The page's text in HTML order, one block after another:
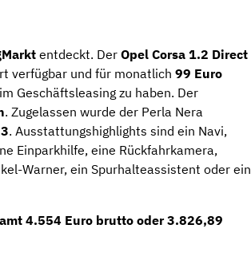
entdeckt. Der Opel Corsa 1.2 Direct
verfügbar und für monatlich 99 Euro
im Geschäftsleasing zu haben. Der
. Zugelassen wurde der Perla Nera
. Ausstattungshighlights sind ein Navi,
Einparkhilfe, eine Rückfahrkamera,
Warner, ein Spurhalteassistent oder ein
4.554 Euro brutto oder3.826,89